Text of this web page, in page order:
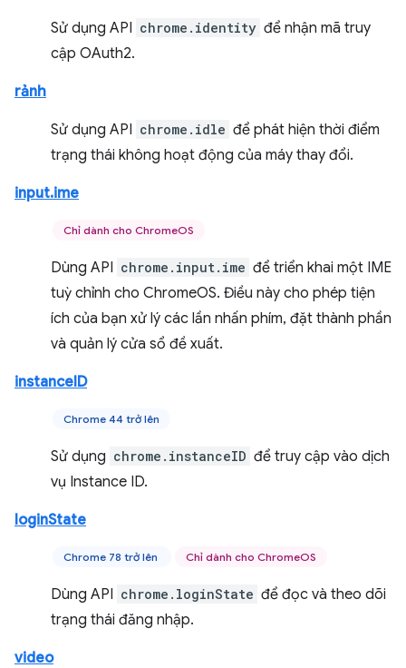
Sử dụng API chrome.identity để nhận mã truy
cập OAuth2.
rảnh
Sử dụng API chrome.idle để phát hiện thời điểm
trạng thái không hoạt động của máy thay đổi.
input.ime
Chỉ dành cho ChromeOS
Dùng API chrome.input.ime để triển khai một IME
tuỳ chỉnh cho ChromeOS. Điều này cho phép tiện
ích của bạn xử lý các lần nhấn phím, đặt thành phần
và quản lý cửa sổ đề xuất.
instanceID
Chrome 44 trở lên
Sử dụng chrome.instanceID để truy cập vào dịch
vụ Instance ID.
loginState
Chrome 78 trở lên Chỉ dành cho ChromeOS
Dùng API chrome.loginState để đọc và theo dõi
trạng thái đăng nhập.
video